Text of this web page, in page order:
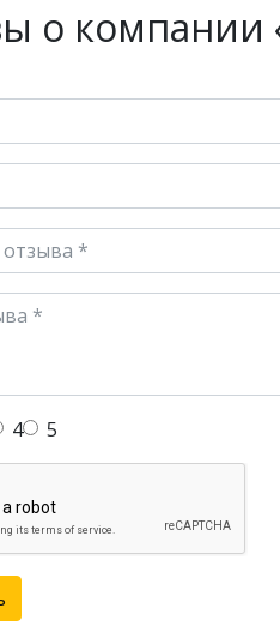
о компании
4 5